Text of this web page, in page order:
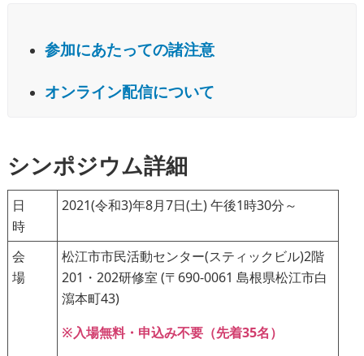
参加にあたっての諸注意
オンライン配信について
シンポジウム詳細
日
時
2021(令和3)年8月7日(土) 午後1時30分～
会
場
松江市市民活動センター(スティックビル)2階
201・202研修室 (〒690-0061 島根県松江市白
瀉本町43)
※入場無料・申込み不要（先着35名）